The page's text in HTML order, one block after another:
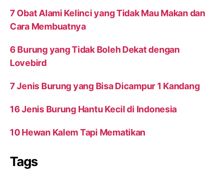
7 Obat Alami Kelinci yang Tidak Mau Makan dan
Cara Membuatnya
6 Burung yang Tidak Boleh Dekat dengan
Lovebird
7 Jenis Burung yang Bisa Dicampur 1 Kandang
16 Jenis Burung Hantu Kecil di Indonesia
10 Hewan Kalem Tapi Mematikan
Tags